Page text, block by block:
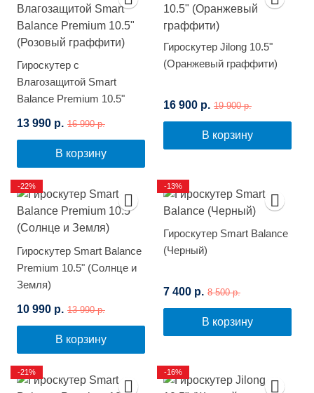
Гироскутер с
Влагозащитой Smart
Balance Premium 10.5"
13 990 р. 16 990 р.
В корзину
Гироскутер Jilong 10.5"
(Оранжевый граффити)
16 900 р. 19 900 р.
В корзину
Гироскутер Smart Balance
Premium 10.5" (Солнце и
Земля)
10 990 р. 13 990 р.
В корзину
-22%
Гироскутер Smart Balance
(Черный)
7 400 р. 8 500 р.
В корзину
-13%
-21% -16%